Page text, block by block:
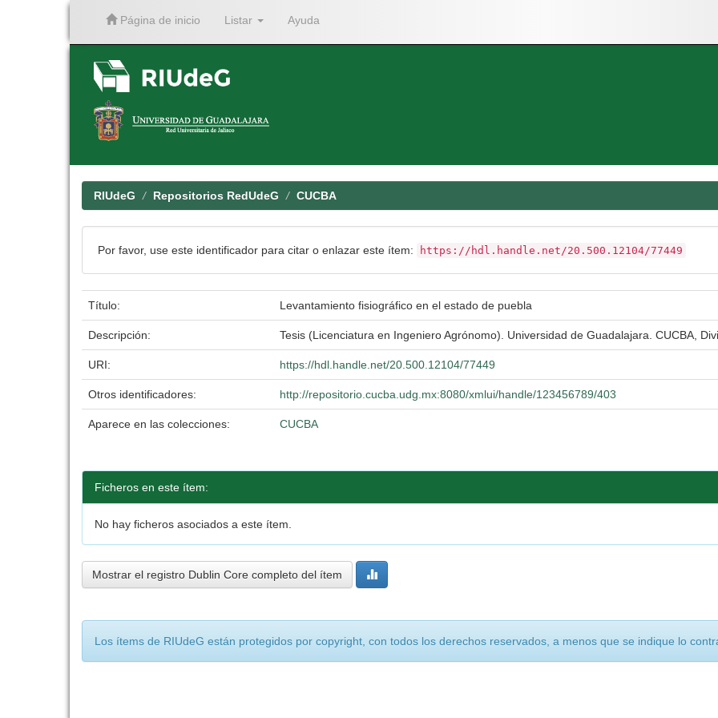
Página de inicio Listar Ayuda
RIUdeG Repositorios RedUdeG CUCBA
Por favor, use este identificador para citar o enlazar este ítem: https://hdl.handle.net/20.500.12104/77449
Título: Levantamiento fisiográfico en el estado de puebla
Descripción: Tesis (Licenciatura en Ingeniero Agrónomo). Universidad de Guadalajara. CUCBA,
URI: https://hdl.handle.net/20.500.12104/77449
Otros identificadores: http://repositorio.cucba.udg.mx:8080/xmlui/handle/123456789/403
Aparece en las colecciones: CUCBA
Ficheros en este ítem:
No hay ficheros asociados a este ítem.
Mostrar el registro Dublin Core completo del ítem
Los ítems de RIUdeG están protegidos por copyright, con todos los derechos reservados, a menos que se indique lo